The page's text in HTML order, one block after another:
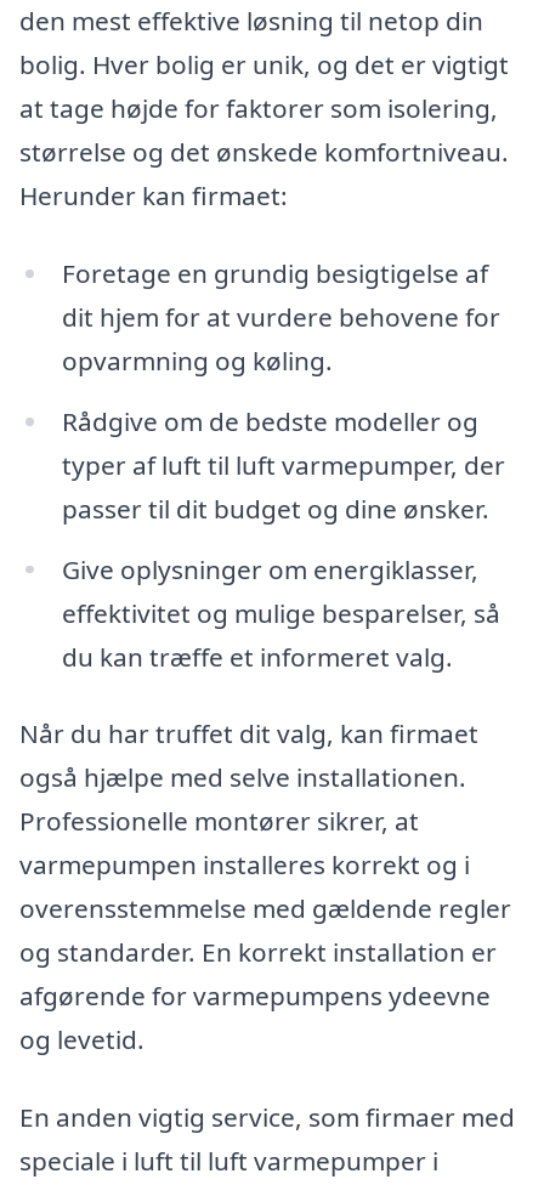
den mest effektive løsning til netop din
bolig. Hver bolig er unik, og det er vigtigt
at tage højde for faktorer som isolering,
størrelse og det ønskede komfortniveau.
Herunder kan firmaet:
Foretage en grundig besigtigelse af
dit hjem for at vurdere behovene for
opvarmning og køling.
Rådgive om de bedste modeller og
typer af luft til luft varmepumper, der
passer til dit budget og dine ønsker.
Give oplysninger om energiklasser,
effektivitet og mulige besparelser, så
du kan træffe et informeret valg.
Når du har truffet dit valg, kan firmaet
også hjælpe med selve installationen.
Professionelle montører sikrer, at
varmepumpen installeres korrekt og i
overensstemmelse med gældende regler
og standarder. En korrekt installation er
afgørende for varmepumpens ydeevne
og levetid.
En anden vigtig service, som firmaer med
speciale i luft til luft varmepumper i